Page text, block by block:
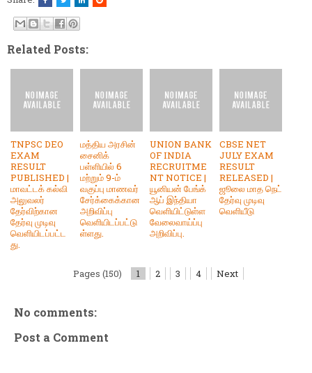
Related Posts:
TNPSC DEO
EXAM
RESULT
PUBLISHED |
மாவட்டக் கல்வி
அலுவலர்
தேர்விற்கான
தேர்வு முடிவு
வெளியிடப்பட்ட
து.
மத்திய அரசின்
சைனிக்
பள்ளியில் 6
மற்றும் 9-ம்
வகுப்பு மாணவர்
சேர்க்கைக்கான
அறிவிப்பு
வெளியிடப்பட்டு
ள்ளது.
UNION BANK
OF INDIA
RECRUITME
NT NOTICE |
யூனியன் பேங்க்
ஆப் இந்தியா
வெளியிட்டுள்ள
வேலைவாய்ப்பு
அறிவிப்பு.
CBSE NET
JULY EXAM
RESULT
RELEASED |
ஜூலை மாத நெட்
தேர்வு முடிவு
வெளியீடு
Pages (150) 1 2 3 4 Next
No comments:
Post a Comment